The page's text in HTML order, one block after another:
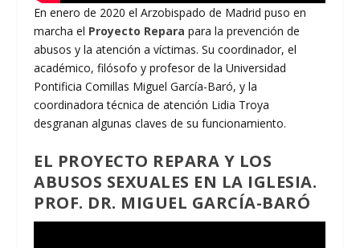
En enero de 2020 el Arzobispado de Madrid puso en
marcha el Proyecto Repara para la prevención de
abusos y la atención a víctimas. Su coordinador, el
académico, filósofo y profesor de la Universidad
Pontificia Comillas Miguel García-Baró, y la
coordinadora técnica de atención Lidia Troya
desgranan algunas claves de su funcionamiento.
EL PROYECTO REPARA Y LOS
ABUSOS SEXUALES EN LA IGLESIA.
PROF. DR. MIGUEL GARCÍA-BARÓ